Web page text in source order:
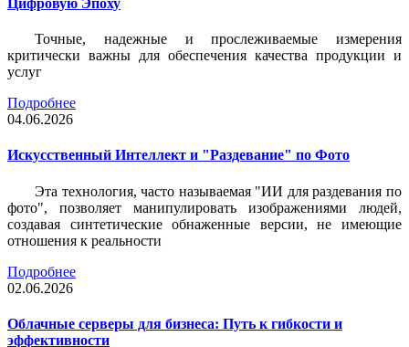
Точные, надежные и прослеживаемые измерения
критически важны для обеспечения качества продукции и
услуг
Подробнее
04.06.2026
Искусственный Интеллект и "Раздевание" по Фото
Эта технология, часто называемая "ИИ для раздевания по
фото", позволяет манипулировать изображениями людей,
создавая синтетические обнаженные версии, не имеющие
отношения к реальности
Подробнее
02.06.2026
Облачные серверы для бизнеса: Путь к гибкости и
эффективности